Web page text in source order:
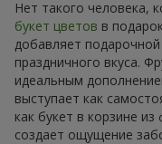
Нет такого человека,
букет цветов в
добавляет
праздничного вкуса.
идеальным
выступает как
как букет в корзине
создает ощущение